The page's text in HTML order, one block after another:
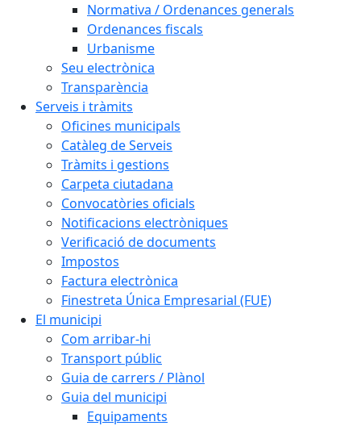
Normativa / Ordenances generals
Ordenances fiscals
Urbanisme
Seu electrònica
Transparència
Serveis i tràmits
Oficines municipals
Catàleg de Serveis
Tràmits i gestions
Carpeta ciutadana
Convocatòries oficials
Notificacions electròniques
Verificació de documents
Impostos
Factura electrònica
Finestreta Única Empresarial (FUE)
El municipi
Com arribar-hi
Transport públic
Guia de carrers / Plànol
Guia del municipi
Equipaments